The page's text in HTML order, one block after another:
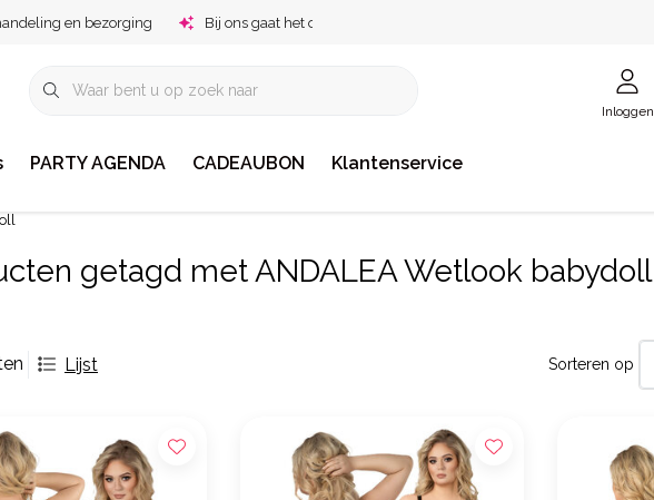
en bezorging Bij ons gaat het om jou!
Inloggen
PARTY AGENDA CADEAUBON Klantenservice
getagd met ANDALEA Wetlook babydoll
Lijst Sorteren op